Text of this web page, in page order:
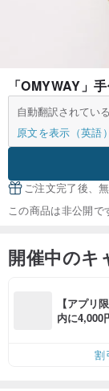
「OMYWAY」
自動翻訳されてい
原文を表示（英語）
ご注文完了後、
この商品は非公開で
開催中のキ
【アプリ
内に4,000
割